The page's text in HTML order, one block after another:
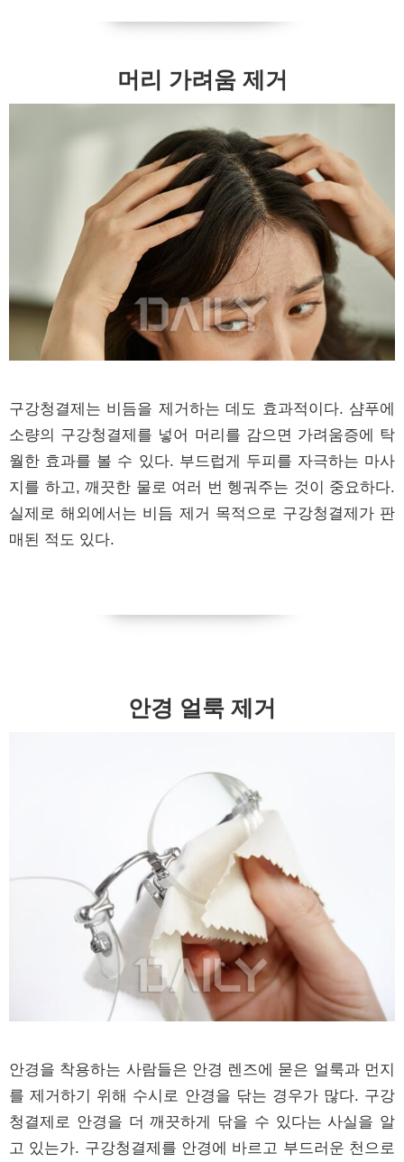
머리 가려움 제거
구강청결제는 비듬을 제거하는 데도 효과적이다. 샴푸에
소량의 구강청결제를 넣어 머리를 감으면 가려움증에 탁
월한 효과를 볼 수 있다. 부드럽게 두피를 자극하는 마사
지를 하고, 깨끗한 물로 여러 번 헹궈주는 것이 중요하다.
실제로 해외에서는 비듬 제거 목적으로 구강청결제가 판
매된 적도 있다.
안경 얼룩 제거
안경을 착용하는 사람들은 안경 렌즈에 묻은 얼룩과 먼지
를 제거하기 위해 수시로 안경을 닦는 경우가 많다. 구강
청결제로 안경을 더 깨끗하게 닦을 수 있다는 사실을 알
고 있는가. 구강청결제를 안경에 바르고 부드러운 천으로